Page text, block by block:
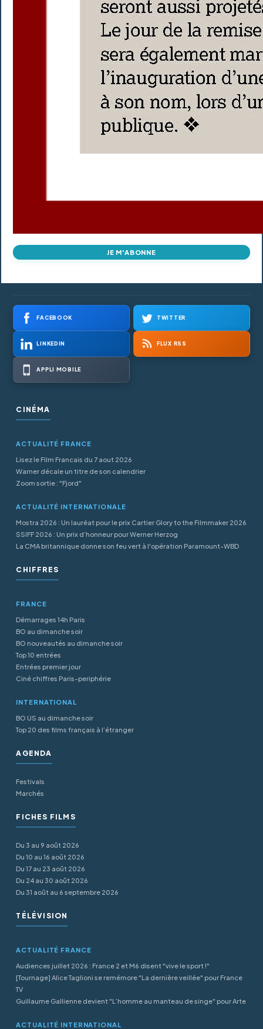
JE M'ABONNE
FACEBOOK TWITTER
LINKEDIN FLUX RSS
APPLI MOBILE
CINÉMA
ACTUALITÉ FRANCE
Lisez le Film Francais du 7 aout 2026
Warner décale un titre de son calendrier
Zoom sortie : "Fjord"
ACTUALITÉ INTERNATIONALE
Mostra 2026 : Un lauréat pour le prix Cartier Glory to the Filmmaker 2026
SSIFF 2026 : Un prix d’honneur pour Werner Herzog
La CMA britannique donne son feu vert à l'opération Paramount-WBD
CHIFFRES
FRANCE
Démarrages 14h Paris
BO au dimanche soir
BO nouveautés au dimanche soir
Top 10 entrées
Entrées premier jour
Ciné chiffres Paris-periphérie
INTERNATIONAL
BO US au dimanche soir
Top 20 des films français à l’étranger
AGENDA
Festivals
Marchés
FICHES FILMS
Du 3 au 9 août 2026
Du 10 au 16 août 2026
Du 17 au 23 août 2026
Du 24 au 30 août 2026
Du 31 août au 6 septembre 2026
TÉLÉVISION
ACTUALITÉ FRANCE
Audiences juillet 2026 : France 2 et M6 disent "vive le sport !"
[Tournage] Alice Taglioni se remémore "La dernière veillée" pour France
TV
Guillaume Gallienne devient "L’homme au manteau de singe" pour Arte
ACTUALITÉ INTERNATIONAL